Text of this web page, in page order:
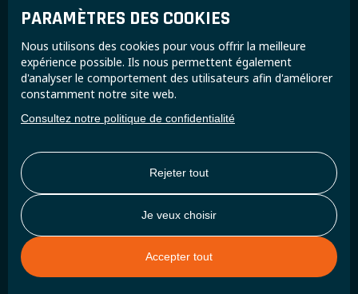
PARAMÈTRES DES COOKIES
Nous utilisons des cookies pour vous offrir la meilleure
expérience possible. Ils nous permettent également
d'analyser le comportement des utilisateurs afin d'améliorer
constamment notre site web.
Consultez notre politique de confidentialité
Rejeter tout
Je veux choisir
Accepter tout
Rejoignez la communauté Super B et recevez des
mises à jour et des informations exclusives.